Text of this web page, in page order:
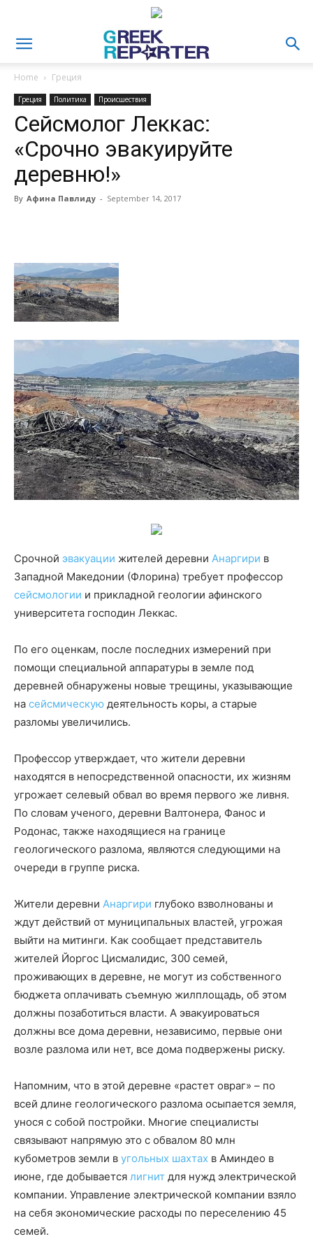
Home Греция
Греция Политика Происшествия
Сейсмолог Леккас:
«Срочно эвакуируйте
деревню!»
By Афина Павлиду - September 14, 2017
Срочной эвакуации жителей деревни Анаргири в
Западной Македонии (Флорина) требует профессор
сейсмологии и прикладной геологии афинского
университета господин Леккас.
По его оценкам, после последних измерений при
помощи специальной аппаратуры в земле под
деревней обнаружены новые трещины, указывающие
на сейсмическую деятельность коры, а старые
разломы увеличились.
Профессор утверждает, что жители деревни
находятся в непосредственной опасности, их жизням
угрожает селевый обвал во время первого же ливня.
По словам ученого, деревни Валтонера, Фанос и
Родонас, также находящиеся на границе
геологического разлома, являются следующими на
очереди в группе риска.
Жители деревни Анаргири глубоко взволнованы и
ждут действий от муниципальных властей, угрожая
выйти на митинги. Как сообщает представитель
жителей Йоргос Цисмалидис, 300 семей,
проживающих в деревне, не могут из собственного
бюджета оплачивать съемную жилплощадь, об этом
должны позаботиться власти. А эвакуироваться
должны все дома деревни, независимо, первые они
возле разлома или нет, все дома подвержены риску.
Напомним, что в этой деревне «растет овраг» – по
всей длине геологического разлома осыпается земля,
унося с собой постройки. Многие специалисты
связывают напрямую это с обвалом 80 млн
кубометров земли в угольных шахтах в Аминдео в
июне, где добывается лигнит для нужд электрической
компании. Управление электрической компании взяло
на себя экономические расходы по переселению 45
семей.